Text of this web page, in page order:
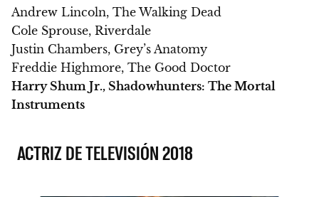
Andrew Lincoln, The Walking Dead
Cole Sprouse, Riverdale
Justin Chambers, Grey’s Anatomy
Freddie Highmore, The Good Doctor
Harry Shum Jr., Shadowhunters: The Mortal
Instruments
ACTRIZ DE TELEVISIÓN 2018